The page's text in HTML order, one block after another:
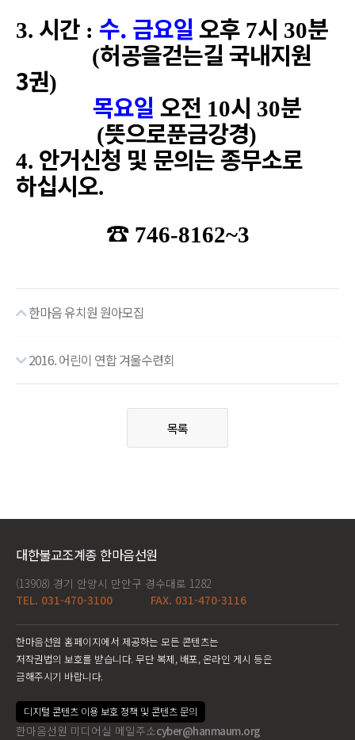
3. 시간 : 수. 금요일 오후 7시 30분
(허공을걷는길 국내지원
3권)
목요일 오전 10시 30분
(뜻으로푼금강경)
4. 안거신청 및 문의는 종무소로
하십시오.
☎ 746-8162~3
한마음 유치원 원아모집
2016. 어린이 연합 겨울수련회
목록
대한불교조계종 한마음선원
(13908) 경기 안양시 만안구 경수대로 1282
TEL. 031-470-3100
FAX. 031-470-3116
한마음선원 홈페이지에서 제공하는 모든 콘텐츠는
저작권법의 보호를 받습니다. 무단 복제, 배포, 온라인 게시 등은
금해주시기 바랍니다.
디지털 콘텐츠 이용 보호 정책 및 콘텐츠 문의
한마음선원 미디어실 메일주소cyber@hanmaum.org